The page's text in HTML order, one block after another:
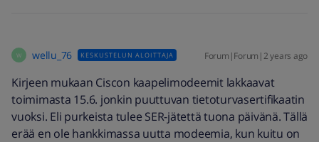
W wellu_76 KESKUSTELUN ALOITTAJA Forum|Forum|2 years ago
Kirjeen mukaan Ciscon kaapelimodeemit lakkaavat
toimimasta 15.6. jonkin puuttuvan tietoturvasertifikaatin
vuoksi. Eli purkeista tulee SER-jätettä tuona päivänä. Tällä
erää en ole hankkimassa uutta modeemia, kun kuitu on